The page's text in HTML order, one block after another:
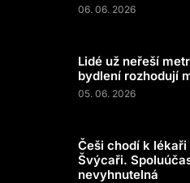
06. 06. 2026
Lidé už neřeší
bydlení rozhodují
05. 06. 2026
Češi chodí k
Švýcaři.
nevyhnutelná